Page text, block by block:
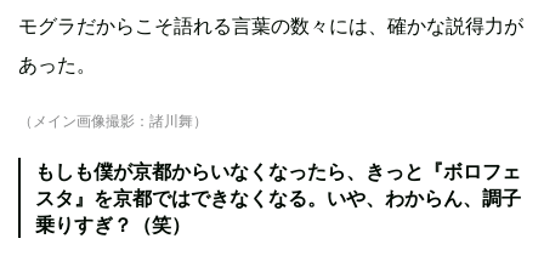
モグラだからこそ語れる言葉の数々には、確かな説得力が
あった。
（メイン画像撮影：諸川舞）
もしも僕が京都からいなくなったら、きっと『ボロフェ
スタ』を京都ではできなくなる。いや、わからん、調子
乗りすぎ？（笑）